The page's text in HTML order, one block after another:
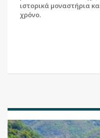
ιστορικά μοναστήρια
χρόνο.